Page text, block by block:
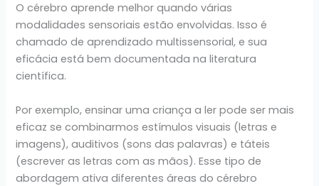
O cérebro aprende melhor quando várias
modalidades sensoriais estão envolvidas. Isso é
chamado de aprendizado multissensorial, e sua
eficácia está bem documentada na literatura
científica.
Por exemplo, ensinar uma criança a ler pode ser mais
eficaz se combinarmos estímulos visuais (letras e
imagens), auditivos (sons das palavras) e táteis
(escrever as letras com as mãos). Esse tipo de
abordagem ativa diferentes áreas do cérebro